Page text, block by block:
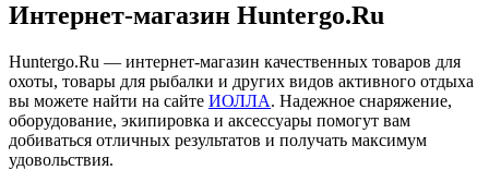
Интернет-магазин Huntergo.Ru
Huntergo.Ru — интернет-магазин качественных товаров для
охоты, товары для рыбалки и других видов активного отдыха
вы можете найти на сайте ИОЛЛА. Надежное снаряжение,
оборудование, экипировка и аксессуары помогут вам
добиваться отличных результатов и получать максимум
удовольствия.